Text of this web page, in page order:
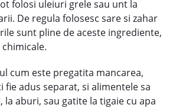
folosi uleiuri grele sau unt la
De regula folosesc sare si zahar
sunt pline de aceste ingrediente,
cum este pregatita mancarea,
fie adus separat, si alimentele sa
la aburi, sau gatite la tigaie cu apa